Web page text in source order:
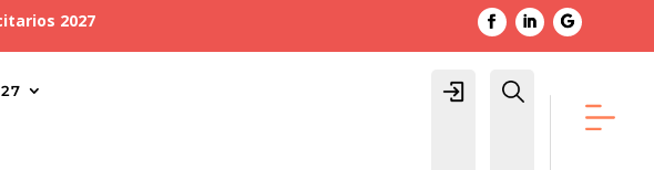
2027
Login Buscar